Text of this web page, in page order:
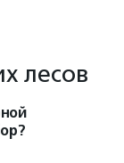
лесов